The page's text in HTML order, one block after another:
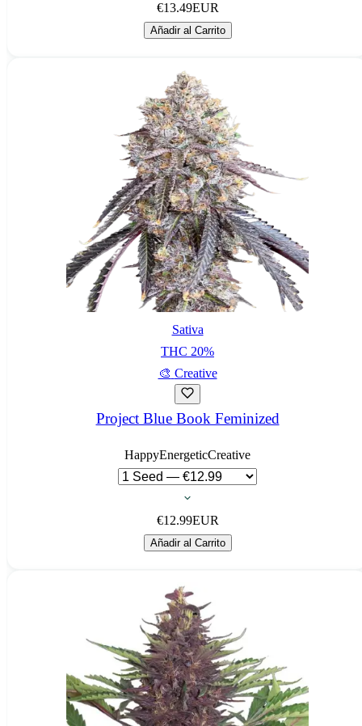
€13.49EUR
Añadir al Carrito
Sativa
THC 20%
🎨 Creative
Project Blue Book Feminized
HappyEnergeticCreative
€12.99EUR
Añadir al Carrito